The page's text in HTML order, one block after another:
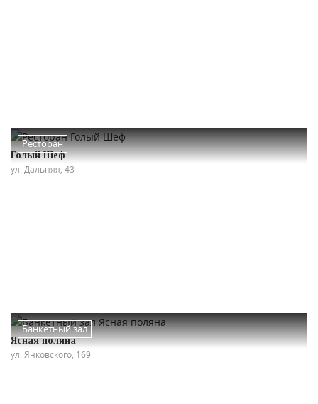
Ресторан
Голый Шеф
ул. Дальняя, 43
Банкетный зал
Ясная поляна
ул. Янковского, 169